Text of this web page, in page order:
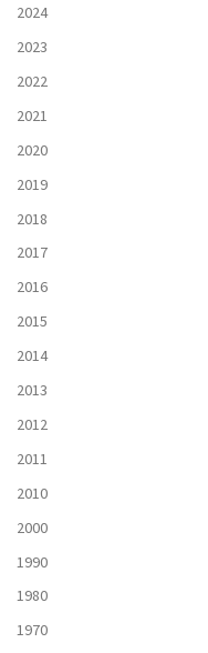
2024
2023
2022
2021
2020
2019
2018
2017
2016
2015
2014
2013
2012
2011
2010
2000
1990
1980
1970